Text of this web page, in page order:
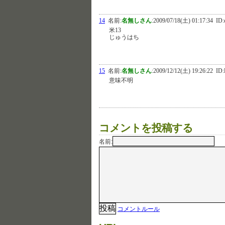
14 名前:名無しさん:2009/07/18(土) 01:17:34
米13
じゅうはち
15 名前:名無しさん:2009/12/12(土) 19:26:22
意味不明
コメントを投稿する
名前:
コメントルール